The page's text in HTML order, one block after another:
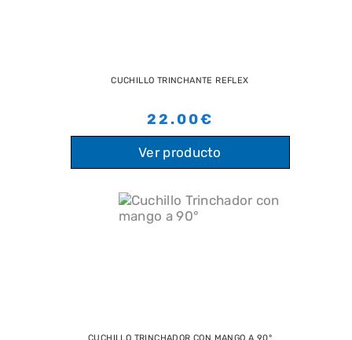
CUCHILLO TRINCHANTE REFLEX
22.00€
Ver producto